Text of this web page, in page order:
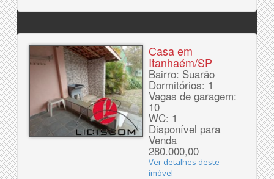
Casa em
Itanhaém/SP
Bairro: Suarão
Dormitórios: 1
Vagas de garagem:
10
WC: 1
Disponível para
Venda
280.000,00
Ver detalhes deste
imóvel